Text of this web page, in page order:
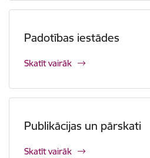
Padotības iestādes
Skatīt vairāk
Publikācijas un pārskati
Skatīt vairāk